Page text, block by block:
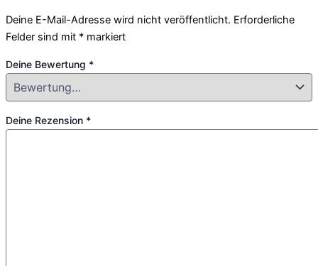
Deine E-Mail-Adresse wird nicht veröffentlicht. Erforderliche
Felder sind mit * markiert
Deine Bewertung *
Deine Rezension *